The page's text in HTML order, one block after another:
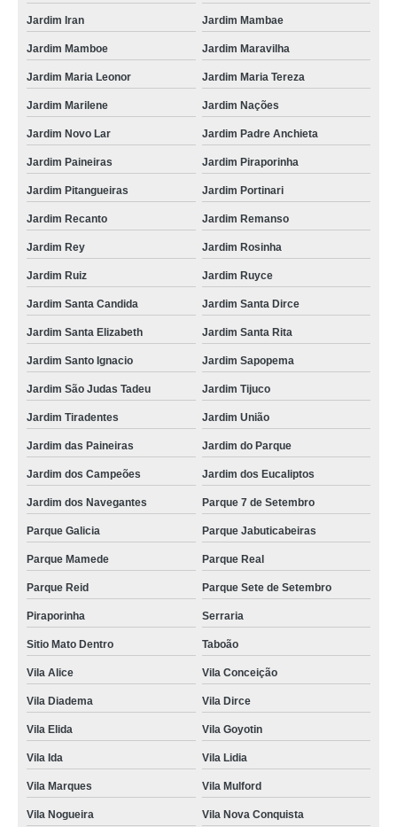
Jardim Iran Jardim Mambae
Jardim Mamboe Jardim Maravilha
Jardim Maria Leonor Jardim Maria Tereza
Jardim Marilene Jardim Nações
Jardim Novo Lar Jardim Padre Anchieta
Jardim Paineiras Jardim Piraporinha
Jardim Pitangueiras Jardim Portinari
Jardim Recanto Jardim Remanso
Jardim Rey Jardim Rosinha
Jardim Ruiz Jardim Ruyce
Jardim Santa Candida Jardim Santa Dirce
Jardim Santa Elizabeth Jardim Santa Rita
Jardim Santo Ignacio Jardim Sapopema
Jardim São Judas Tadeu Jardim Tijuco
Jardim Tiradentes Jardim União
Jardim das Paineiras Jardim do Parque
Jardim dos Campeões Jardim dos Eucaliptos
Jardim dos Navegantes Parque 7 de Setembro
Parque Galicia Parque Jabuticabeiras
Parque Mamede Parque Real
Parque Reid Parque Sete de Setembro
Piraporinha Serraria
Sitio Mato Dentro Taboão
Vila Alice Vila Conceição
Vila Diadema Vila Dirce
Vila Elida Vila Goyotin
Vila Ida Vila Lidia
Vila Marques Vila Mulford
Vila Nogueira Vila Nova Conquista